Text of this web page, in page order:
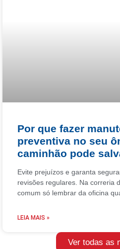
Por que fazer
preventiva no seu
caminhão pode
Evite prejuízos e garanta
revisões regulares. Na correria
comum só lembrar da oficina
LEIA MAIS »
Ver todas as